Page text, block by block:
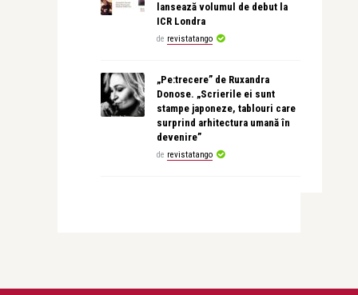
lansează volumul de debut la
ICR Londra
de revistatango
„Pe:trecere” de Ruxandra
Donose. „Scrierile ei sunt
stampe japoneze, tablouri care
surprind arhitectura umană în
devenire”
de revistatango